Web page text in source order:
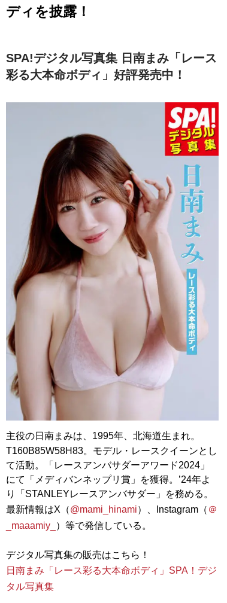
ディを披露！
SPA!デジタル写真集 日南まみ「レース
彩る大本命ボディ」好評発売中！
主役の日南まみは、1995年、北海道生まれ。
T160B85W58H83。モデル・レースクイーンとし
て活動。「レースアンバサダーアワード2024」
にて「メディバンネップリ賞」を獲得。’24年よ
り「STANLEYレースアンバサダー」を務める。
最新情報はX（@mami_hinami）、Instagram（ ＠
_maaamiy_
）等で発信している。
日南まみ「レース彩る大本命ボディ」SPA！デジ
タル写真集